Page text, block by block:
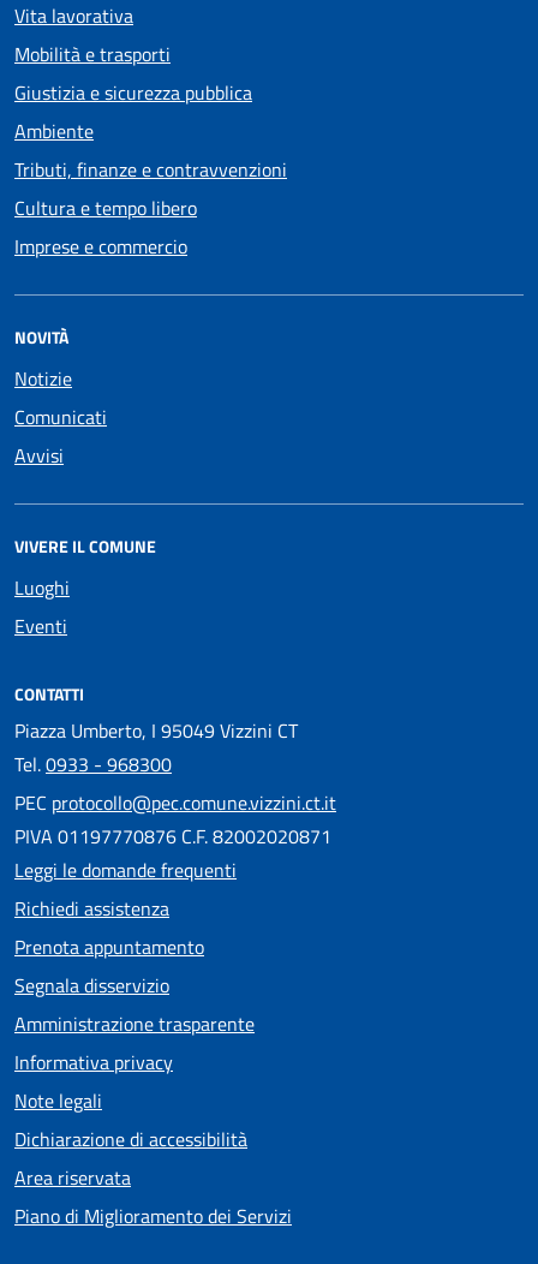
Vita lavorativa
Mobilità e trasporti
Giustizia e sicurezza pubblica
Ambiente
Tributi, finanze e contravvenzioni
Cultura e tempo libero
Imprese e commercio
NOVITÀ
Notizie
Comunicati
Avvisi
VIVERE IL COMUNE
Luoghi
Eventi
CONTATTI
Piazza Umberto, I 95049 Vizzini CT
Tel.0933 - 968300
PEC protocollo@pec.comune.vizzini.ct.it
PIVA 01197770876 C.F. 82002020871
Leggi le domande frequenti
Richiedi assistenza
Prenota appuntamento
Segnala disservizio
Amministrazione trasparente
Informativa privacy
Note legali
Dichiarazione di accessibilità
Area riservata
Piano di Miglioramento dei Servizi